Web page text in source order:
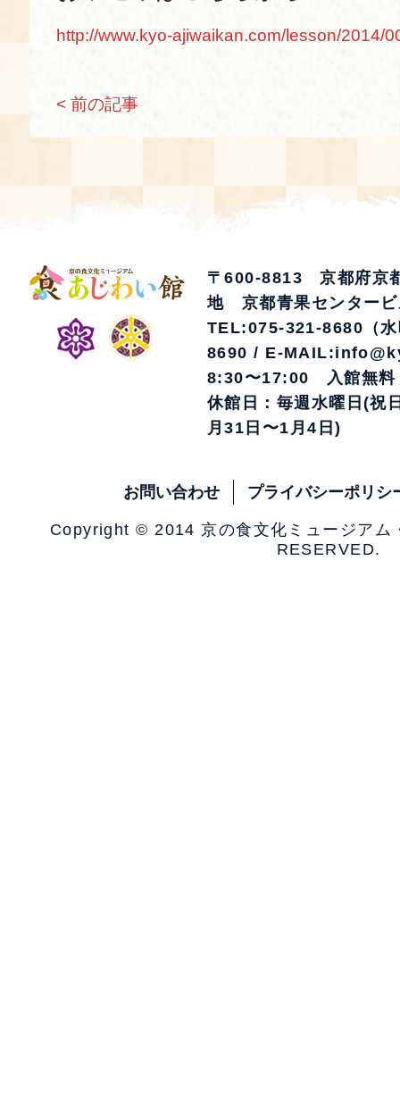
http://www.kyo-ajiwaikan.com/lesson/2014/
< 前の記事
〒600-8813 京都府京
地 京都青果センタービ
TEL:075-321-8680（
8690 / E-
8:30〜17:00 入館無料
休館日：毎週水曜日(祝
月31日〜1月4日)
お問い合わせ プライバシーポリシ
Copyright © 2014 京の食文化ミュージア
RESERVED.